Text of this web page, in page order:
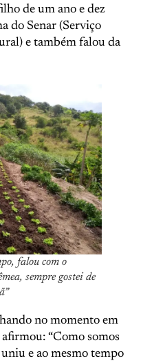
de um ano e dez
do Senar (Serviço
e também falou da
falou com o
sempre gostei de
no momento em
“Como somos
e ao mesmo tempo